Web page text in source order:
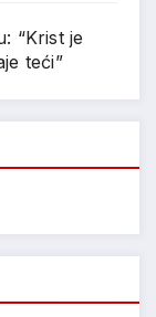
“Krist je
teći”